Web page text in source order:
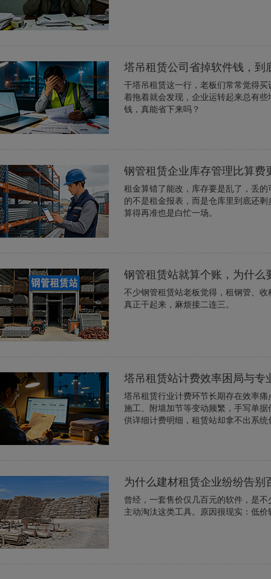
塔吊租赁公司省掉软件钱，到
干塔吊租赁这一行，老板们常常觉得
着拖着就会发现，企业运转起来总有
钱，真能省下来吗？
钢管租赁企业库存管理比算费
租金算错了能改，库存要是乱了，丢
的不是租金报表，而是仓库里到底还
算得再准也是白忙一场。
钢管租赁站就算个账，为什么
不少钢管租赁站老板觉得，租钢管、
真正干起来，麻烦接二连三。
塔吊租赁站计费效率困局与专
塔吊租赁行业计费环节长期存在效率
施工、附墙加节等变动频繁，手写单
供详细计费明细，租赁站却拿不出系
为什么建材租赁企业纷纷告别
曾经，一套售价仅几百元的软件，是
主动淘汰这类工具。原因很现实：低